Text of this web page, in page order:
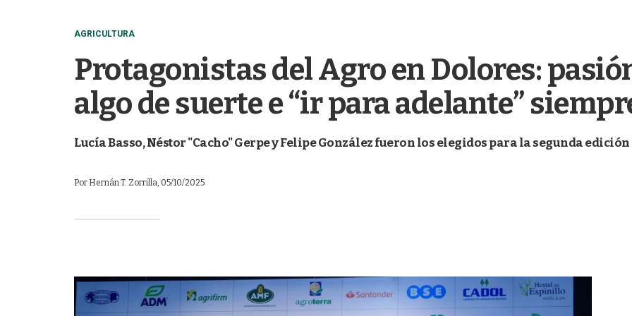
AGRICULTURA
Protagonistas del Agro en Dolores:
algo de suerte e “ir para adelante”
Lucía Basso, Néstor "Cacho" Gerpe y Felipe González fueron los elegidos para la segunda edición
Por Hernán T. Zorrilla, 05/10/2025